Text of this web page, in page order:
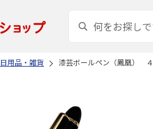
日用品・雑貨 漆芸ボールペン（鳳凰） ４